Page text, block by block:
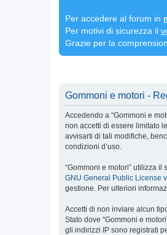
Per accedere al forum in
Per motivi di sicurezza il
Grazie per la
Gommoni e motori -
Accedendo a “Gommoni e
non accetti di essere limitato
avvisarti di tali modifiche,
condizioni d’uso.
“Gommoni e motori” utilizza il
GNU General Public License
gestione. Per ulteriori
Accetti di non inviare alcun
Stato dove “Gommoni e
gli indirizzi IP sono registrati